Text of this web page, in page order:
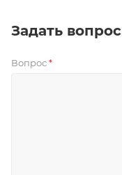
Задать вопрос
Вопрос *